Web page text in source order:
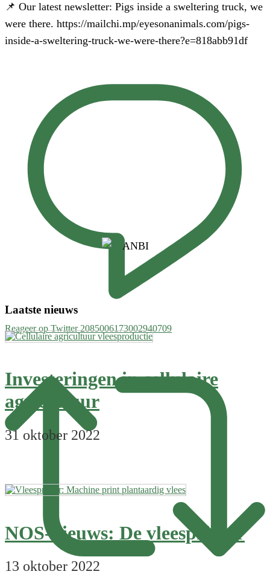
📌 Our latest newsletter: Pigs inside a sweltering truck, we
were there. https://mailchi.mp/eyesonanimals.com/pigs-
inside-a-sweltering-truck-we-were-there?e=818abb91df
Reageer op Twitter 2085006173002940709
Laatste nieuws
Investeringen in cellulaire
agricultuur
31 oktober 2022
NOS-nieuws: De vleesprinter
13 oktober 2022